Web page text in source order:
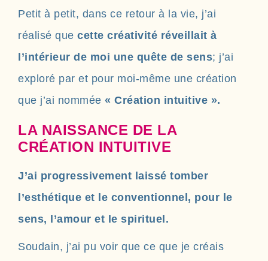
Petit à petit, dans ce retour à la vie, j’ai
réalisé que cette créativité réveillait à
l’intérieur de moi une quête de sens; j’ai
exploré par et pour moi-même une création
que j’ai nommée « Création intuitive ».
LA NAISSANCE DE LA
CRÉATION INTUITIVE
J’ai progressivement laissé tomber
l’esthétique et le conventionnel, pour le
sens, l’amour et le spirituel.
Soudain, j’ai pu voir que ce que je créais